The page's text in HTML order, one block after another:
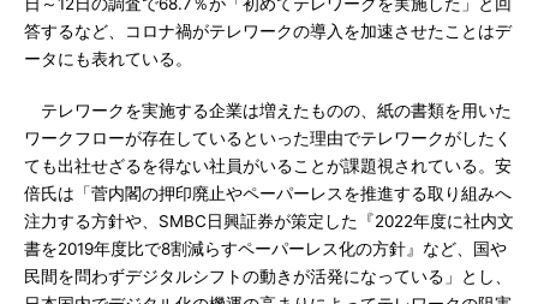
答するなど、コロナ禍がテレワークの導入を加速させたことはデ
ータにも表れている。
テレワークを実施する企業は増えたものの、紙の書類を用いた
ワークフローが存在しているといった理由でテレワークがしたく
ても出社せざるを得ない社員がいることが課題視されている。安
倍氏は「菅内閣の押印廃止やペーパーレスを推進する取り組みへ
注力する方針や、SMBC日興証券が策定した『2022年度に社内文
書を2019年度比で8割減らすペーパーレス化の方針』など、国や
民間を問わずデジタルシフトの動きが活発になっている」とし、